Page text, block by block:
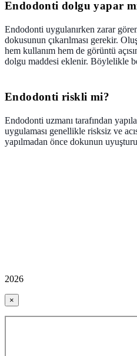
Endodonti dolgu yapar
Endodonti uygulanırken zarar
dokusunun çıkarılması gerekir.
hem kullanım hem de görüntü
dolgu maddesi eklenir. Böylelikle
Endodonti riskli mi?
Endodonti uzmanı tarafından
uygulaması genellikle risksiz ve
yapılmadan önce dokunun
2026
×